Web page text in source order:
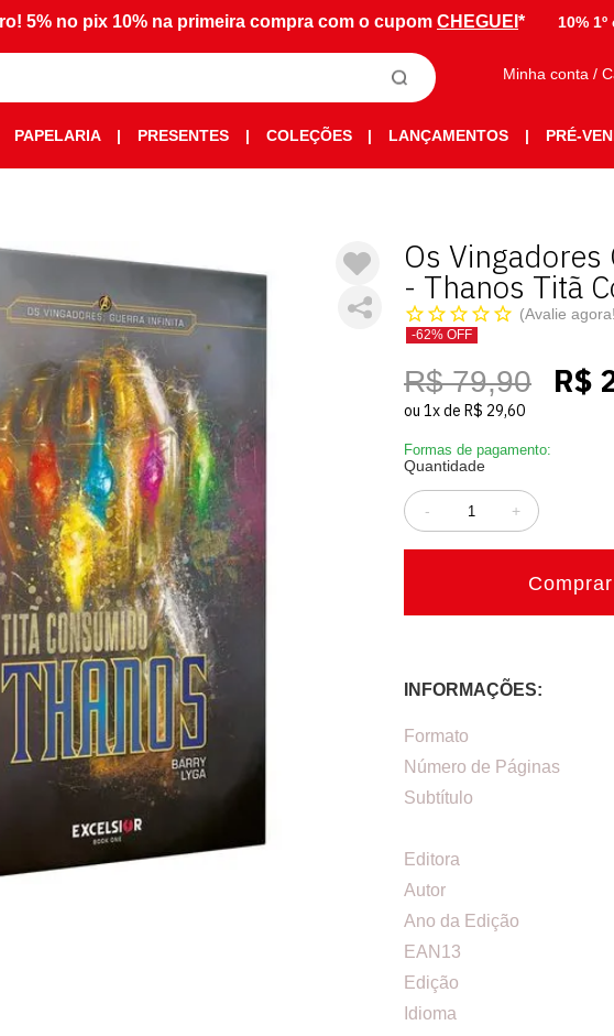
5% no pix 10% na primeira compra com o cupom CHEGUEI * 10%
Minha conta /
PAPELARIA | PRESENTES | COLEÇÕES | LANÇAMENTOS | PRÉ-
Os
- Thanos Titã
Avalie agora!
-62% OFF
R$ 79,90 R$
ou 1xde R$ 29,60
Formas de pagamento:
Quantidade
+
-
Comprar
INFORMAÇÕES:
Formato
Número de Páginas
Subtítulo
Editora
Autor
Ano da Edição
EAN13
Edição
Idioma